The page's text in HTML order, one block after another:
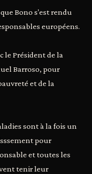
Bono s'est rendu
européens.
le Président de la
Barroso, pour
et de la
sont à la fois un
pour
et toutes les
tenir leur